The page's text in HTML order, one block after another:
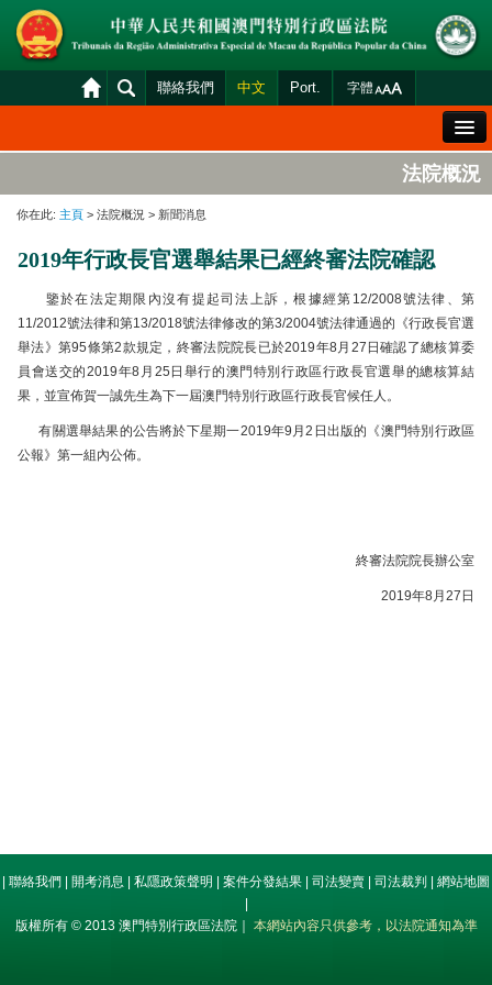
聯絡我們 中文 Port. 字體
法院概況
案件分發及排期
司法變賣
統計資料
財產申報查閱
下載區
法院概況
你在此: 主頁 > 法院概況 > 新聞消息
2019年行政長官選舉結果已經終審法院確認
鑒於在法定期限內沒有提起司法上訴，根據經第12/2008號法律、第
11/2012號法律和第13/2018號法律修改的第3/2004號法律通過的《行政長官選
舉法》第95條第2款規定，終審法院院長已於2019年8月27日確認了總核算委
員會送交的2019年8月25日舉行的澳門特別行政區行政長官選舉的總核算結
果，並宣佈賀一誠先生為下一屆澳門特別行政區行政長官候任人。
有關選舉結果的公告將於下星期一2019年9月2日出版的《澳門特別行政區
公報》第一組內公佈。
終審法院院長辦公室
2019年8月27日
聯絡我們 開考消息 私隱政策聲明 案件分發結果 司法變賣 司法裁判
網站地圖
版權所有 © 2013 澳門特別行政區法院｜ 本網站內容只供參考，以法院通知為準